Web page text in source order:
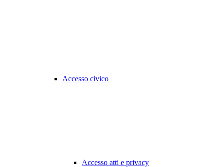
Accesso civico
Accesso atti e privacy